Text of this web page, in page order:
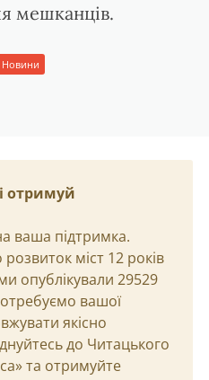
мешканців.
Новини
отримуй
ваша підтримка.
міст 12 років
опублікували 29529
вашої
якісно
до Читацького
та отримуйте